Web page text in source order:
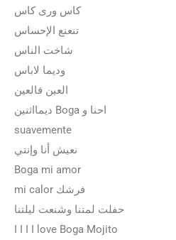
كاس ورى كاس
تنعنع الإحساس
شاخت الناس
وديما لاباس
العين فالعين
ديمااثنين Boga احنا و
suavemente
نعيش أنا وإنتي
Boga mi amor
mi calor فرشك
حفلت لمتنا وشنعت ليلتنا
I I I I love Boga Mojito